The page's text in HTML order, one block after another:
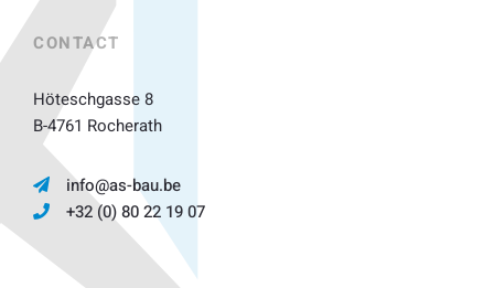
CONTACT
Höteschgasse 8
B-4761 Rocherath
info@as-bau.be
+32 (0) 80 22 19 07